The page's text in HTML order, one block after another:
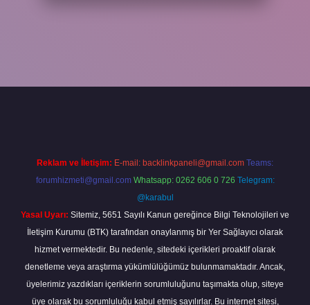
Reklam ve İletişim: E-mail: backlinkpaneli@gmail.com Teams:
forumhizmeti@gmail.com Whatsapp: 0262 606 0 726 Telegram:
@karabul
Yasal Uyarı: Sitemiz, 5651 Sayılı Kanun gereğince Bilgi Teknolojileri ve
İletişim Kurumu (BTK) tarafından onaylanmış bir Yer Sağlayıcı olarak
hizmet vermektedir. Bu nedenle, sitedeki içerikleri proaktif olarak
denetleme veya araştırma yükümlülüğümüz bulunmamaktadır. Ancak,
üyelerimiz yazdıkları içeriklerin sorumluluğunu taşımakta olup, siteye
üye olarak bu sorumluluğu kabul etmiş sayılırlar. Bu internet sitesi,